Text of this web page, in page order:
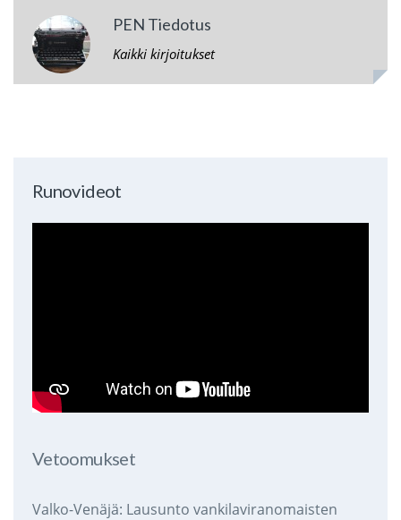
PEN Tiedotus
Kaikki kirjoitukset
Runovideot
Vetoomukset
Valko-Venäjä: Lausunto vankilaviranomaisten